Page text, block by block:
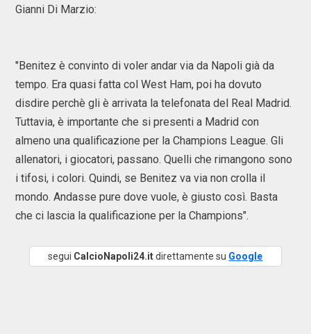
Gianni Di Marzio:
"Benitez è convinto di voler andar via da Napoli già da
tempo. Era quasi fatta col West Ham, poi ha dovuto
disdire perchè gli è arrivata la telefonata del Real Madrid.
Tuttavia, è importante che si presenti a Madrid con
almeno una qualificazione per la Champions League. Gli
allenatori, i giocatori, passano. Quelli che rimangono sono
i tifosi, i colori. Quindi, se Benitez va via non crolla il
mondo. Andasse pure dove vuole, è giusto così. Basta
che ci lascia la qualificazione per la Champions".
segui CalcioNapoli24.itdirettamente su Google